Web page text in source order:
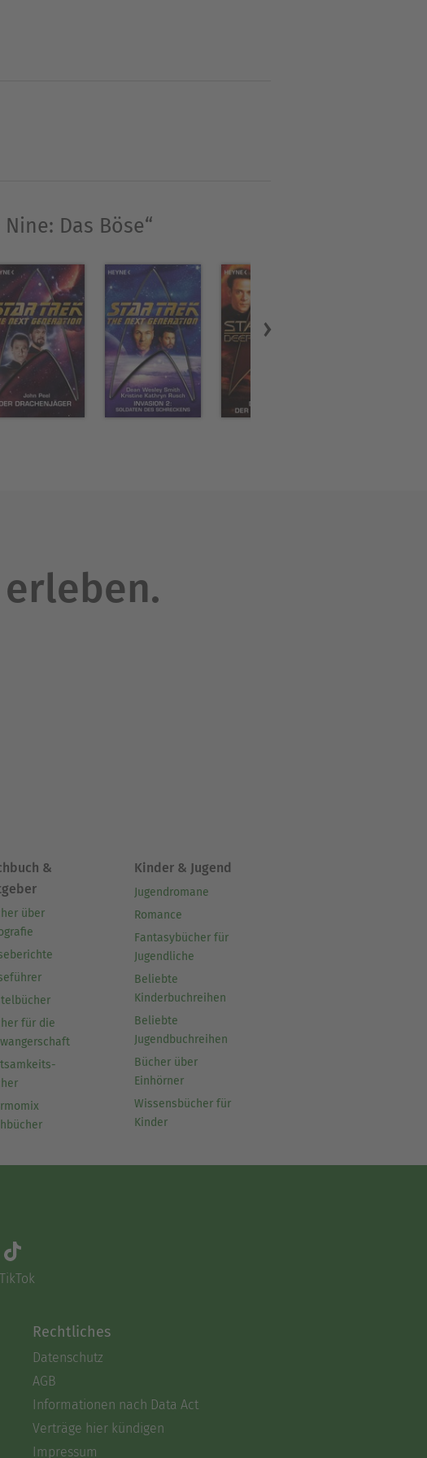
Das Böse“
&
über
für die
Kinder & Jugend
Jugendromane
Romance
Fantasybücher für
Jugendliche
Beliebte
Kinderbuchreihen
Beliebte
Jugendbuchreihen
Bücher über
Einhörner
Wissensbücher für
Kinder
TikTok
Rechtliches
Datenschutz
AGB
Informationen nach Data Act
Verträge hier kündigen
Impressum